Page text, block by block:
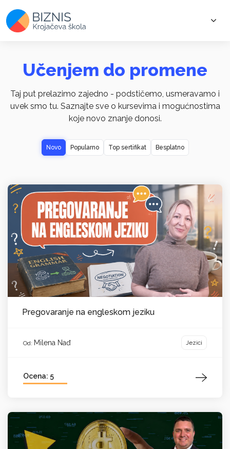
Učenjem do promene
Taj put prelazimo zajedno - podstičemo, usmeravamo i
uvek smo tu. Saznajte sve o kursevima i mogućnostima
koje novo znanje donosi.
Novo Popularno Top sertifikat Besplatno
Pregovaranje na engleskom jeziku
Od: Milena Nađ Jezici
Ocena: 5